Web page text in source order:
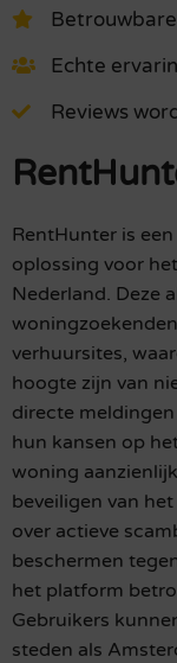
Echte
Reviews
RentHunter is
oplossing voor
Nederland. Deze
verhuursites,
hoogte zijn van
directe
hun kansen op
woning
beveiligen van
over actieve
beschermen
het platform
Gebruikers
steden als